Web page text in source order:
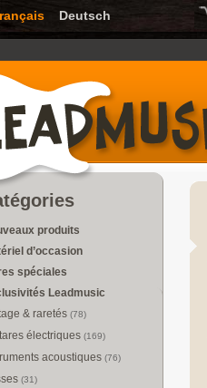
Deutsch
produits
d’occasion
spéciales
Leadmusic
& raretés (78)
électriques (169)
acoustiques (76)
(31)